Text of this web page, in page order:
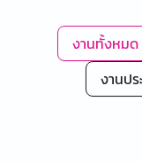
งานทั้งหมด
งานปร